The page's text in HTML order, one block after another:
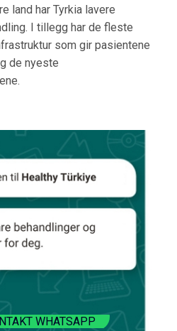
land har Tyrkia lavere
I tillegg har de fleste
som gir pasientene
de nyeste
WHATSAPP